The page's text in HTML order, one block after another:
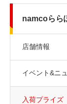
namcoらら
店舗情報
イベント&ニ
入荷プライズ